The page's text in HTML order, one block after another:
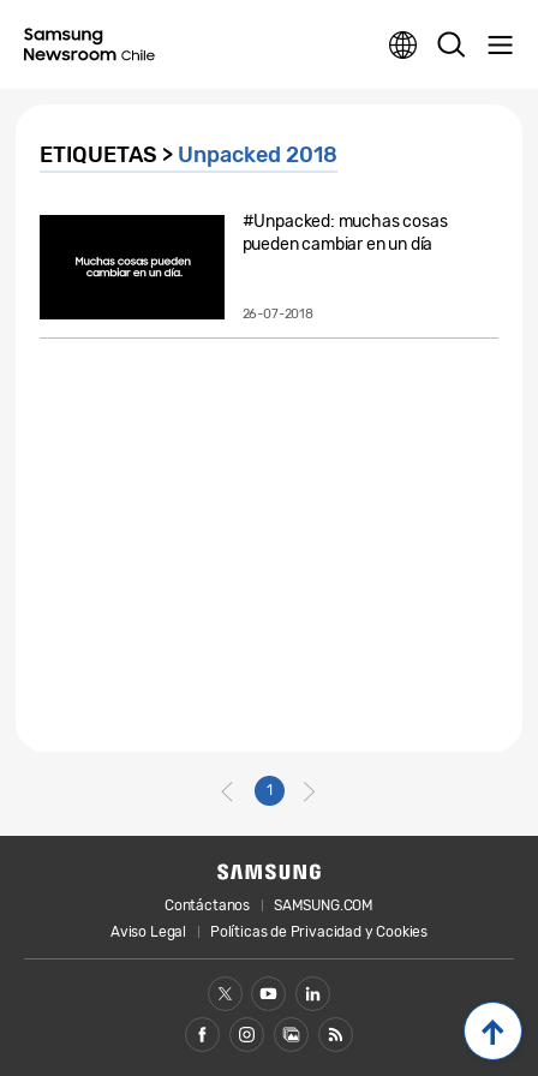
ETIQUETAS > Unpacked 2018
#Unpacked: muchas cosas
pueden cambiar en un día
26-07-2018
1
Contáctanos
SAMSUNG.COM
Aviso Legal
Políticas de Privacidad y Cookies